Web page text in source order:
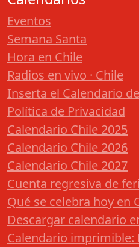
Eventos
Semana Santa
Hora en Chile
Radios en vivo · Chile
Inserta el Calendario
Política de Privacidad
Calendario Chile 2025
Calendario Chile 2026
Calendario Chile 2027
Cuenta regresiva de
Qué se celebra hoy en
Descargar calendario
Calendario imprimible: